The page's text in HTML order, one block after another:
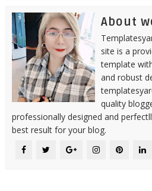
About
site is a
template
and robust
quality
professionally designed and
best result for your blog.